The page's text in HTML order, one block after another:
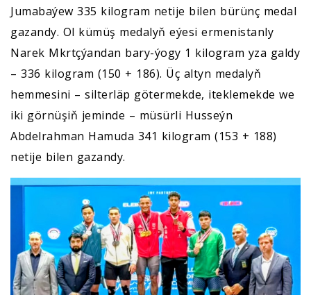
Jumabaýew 335 kilogram netije bilen bürünç medal
gazandy. Ol kümüş medalyň eýesi ermenistanly
Narek Mkrtçýandan bary-ýogy 1 kilogram yza galdy
– 336 kilogram (150 + 186). Üç altyn medalyň
hemmesini – silterläp götermekde, iteklemekde we
iki görnüşiň jeminde – müsürli Husseýn
Abdelrahman Hamuda 341 kilogram (153 + 188)
netije bilen gazandy.